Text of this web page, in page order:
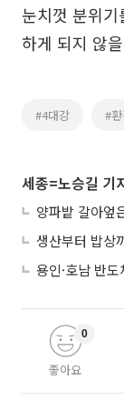
눈치껏 분위
하게 되지 않
#4대강 #
세종=노승길 기
양파밭 갈아엎
좋아요
0